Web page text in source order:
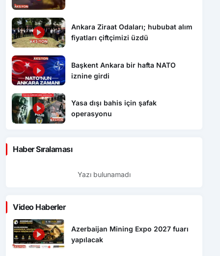
Ankara Ziraat Odaları; hububat alım
fiyatları çiftçimizi üzdü
Başkent Ankara bir hafta NATO
iznine girdi
Yasa dışı bahis için şafak
operasyonu
Haber Sıralaması
Yazı bulunamadı
Video Haberler
Azerbaijan Mining Expo 2027 fuarı
yapılacak